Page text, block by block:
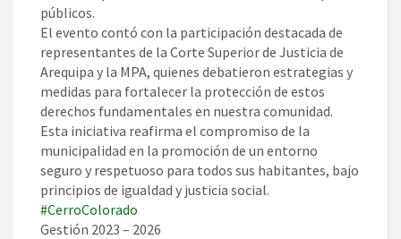
públicos.
El evento contó con la participación destacada de
representantes de la Corte Superior de Justicia de
Arequipa y la MPA, quienes debatieron estrategias y
medidas para fortalecer la protección de estos
derechos fundamentales en nuestra comunidad.
Esta iniciativa reafirma el compromiso de la
municipalidad en la promoción de un entorno
seguro y respetuoso para todos sus habitantes, bajo
principios de igualdad y justicia social.
#CerroColorado
Gestión 2023 – 2026